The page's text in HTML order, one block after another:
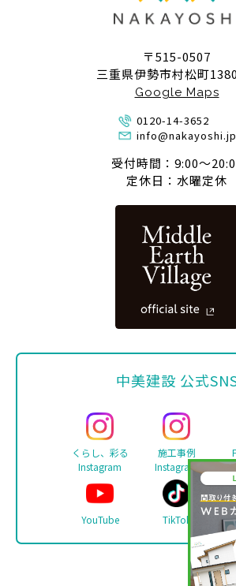
〒515-0507
三重県伊勢市村松町
Google Maps
0120-14-3652
info@nakayoshi.jp
受付時間：9:00〜
定休日：水曜定休
中美建設 公式
くらし、彩る
Instagram
施工事例
Instagram
YouTube TikTok